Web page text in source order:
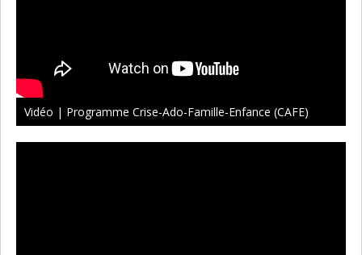
Vidéo | Programme Crise-Ado-Famille-Enfance (CAFE)